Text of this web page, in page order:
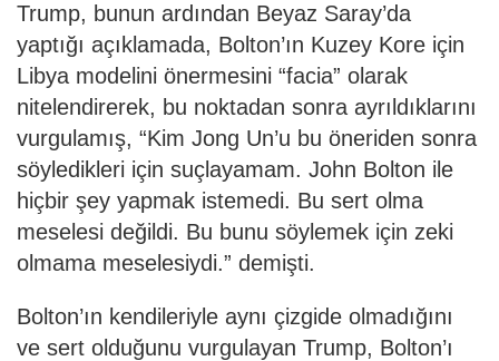
Trump, bunun ardından Beyaz Saray’da
yaptığı açıklamada, Bolton’ın Kuzey Kore için
Libya modelini önermesini “facia” olarak
nitelendirerek, bu noktadan sonra ayrıldıklarını
vurgulamış, “Kim Jong Un’u bu öneriden sonra
söyledikleri için suçlayamam. John Bolton ile
hiçbir şey yapmak istemedi. Bu sert olma
meselesi değildi. Bu bunu söylemek için zeki
olmama meselesiydi.” demişti.
Bolton’ın kendileriyle aynı çizgide olmadığını
ve sert olduğunu vurgulayan Trump, Bolton’ı